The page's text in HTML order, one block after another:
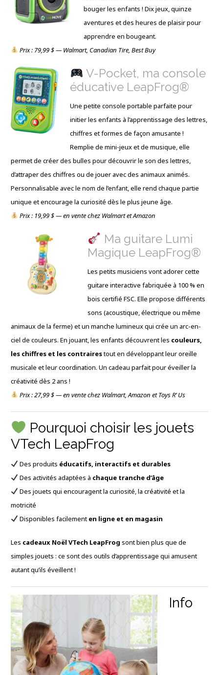
bouger les enfants ! Dix jeux, quinze
aventures et des heures de plaisir pour
apprendre en bougeant.
Prix : 79,99 $ — Walmart, Canadian Tire, Best Buy
V-Pocket, ma console
éducative LeapFrog®
Une petite console portable parfaite pour
initier les enfants à l’apprentissage des lettres,
chiffres et formes de façon amusante !
Remplie de mini-jeux et de musique, elle
permet de créer des bulles pour découvrir le son des lettres,
d’attraper des chiffres ou de jouer avec des animaux animés.
Personnalisable avec le nom de l’enfant, elle rend chaque partie
unique et encourage la curiosité dès le plus jeune âge.
Prix : 19,99 $ — en vente chez Walmart et Amazon
Ma guitare Lumi
Magique LeapFrog®
Les petits musiciens vont adorer cette
guitare interactive fabriquée à 100 % en
bois certifié FSC. Elle propose différents
sons (acoustique, électrique ou même
animaux de la ferme) et un manche lumineux qui crée un arc-en-
ciel de couleurs. En jouant, les enfants découvrent les couleurs,
les chiffres et les contrairestout en développant leur oreille
musicale et leur coordination. Un cadeau parfait pour éveiller la
créativité dès 2 ans !
Prix : 27,99 $ — en vente chez Walmart, Amazon et Toys R’ Us
Pourquoi choisir les jouets
VTech LeapFrog
Des produits éducatifs, interactifs et durables
Des activités adaptées à chaque tranche d’âge
Des jouets qui encouragent la curiosité, la créativité et la
motricité
Disponibles facilement en ligne et en magasin
Les cadeaux Noël VTech LeapFrog sont bien plus que de
simples jouets : ce sont des outils d’apprentissage qui amusent
autant qu’ils éveillent !
Info